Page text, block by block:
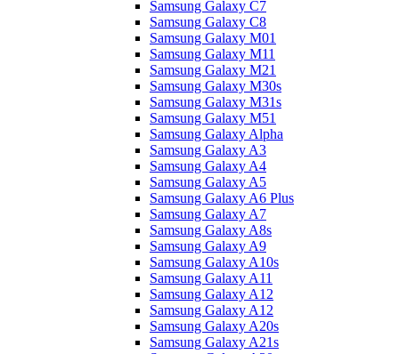
Samsung Galaxy C7
Samsung Galaxy C8
Samsung Galaxy M01
Samsung Galaxy M11
Samsung Galaxy M21
Samsung Galaxy M30s
Samsung Galaxy M31s
Samsung Galaxy M51
Samsung Galaxy Alpha
Samsung Galaxy A3
Samsung Galaxy A4
Samsung Galaxy A5
Samsung Galaxy A6 Plus
Samsung Galaxy A7
Samsung Galaxy A8s
Samsung Galaxy A9
Samsung Galaxy A10s
Samsung Galaxy A11
Samsung Galaxy A12
Samsung Galaxy A12
Samsung Galaxy A20s
Samsung Galaxy A21s